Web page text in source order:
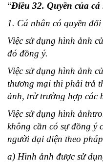
“Điều 32. Quyền của
1. Cá nhân có quyền
Việc sử dụng hình ảnh
đó đồng ý.
Việc sử dụng hình ảnh
thương mại thì phải trả
ảnh, trừ trường hợp các
Việc sử dụng hình
không cần có sự đồng ý
người đại diện theo
a) Hình ảnh được sử